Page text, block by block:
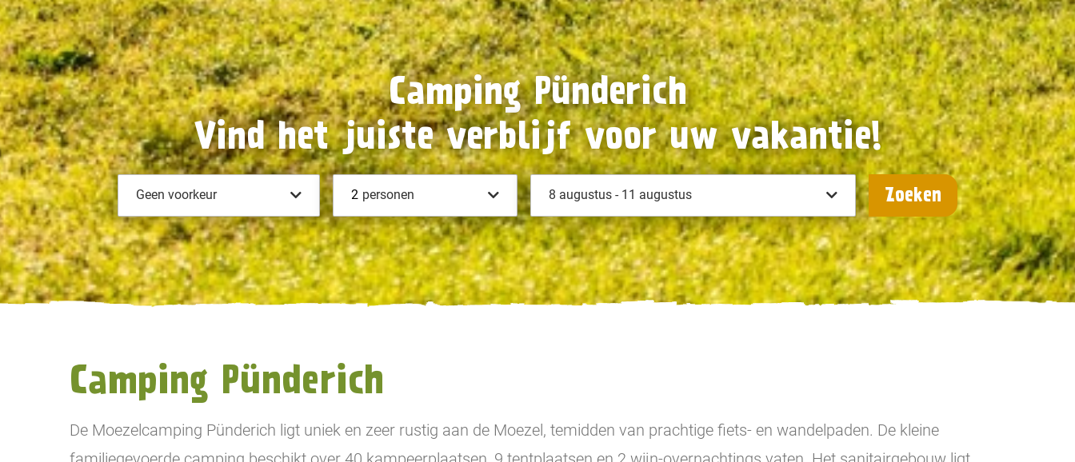
Camping Pünderich
Vind het juiste verblijf voor uw vakantie!
Geen voorkeur 2 personen 8 augustus - 11 augustus Zoeken
Camping Pünderich
De Moezelcamping Pünderich ligt uniek en zeer rustig aan de Moezel, temidden van prachtige fiets- en wandelpaden. De kleine